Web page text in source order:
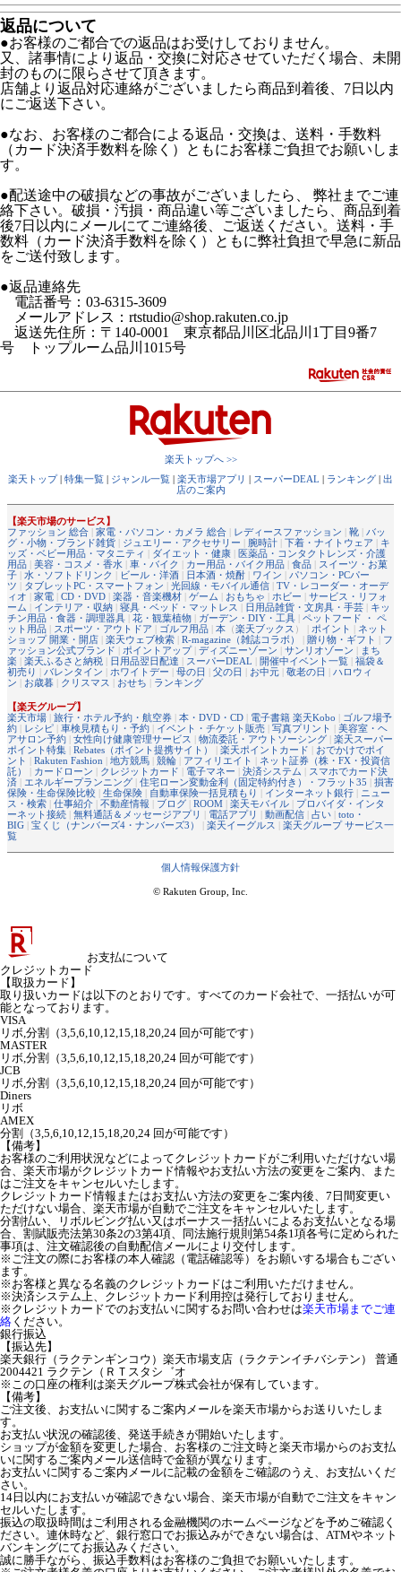
返品について
●お客様のご都合での返品はお受けしておりません。
又、諸事情により返品・交換に対応させていただく場合、未開
封のものに限らさせて頂きます。
店舗より返品対応連絡がございましたら商品到着後、7日以内
にご返送下さい。
●なお、お客様のご都合による返品・交換は、送料・手数料
（カード決済手数料を除く）ともにお客様ご負担でお願いしま
す。
●配送途中の破損などの事故がございましたら、 弊社までご連
絡下さい。破損・汚損・商品違い等ございましたら、商品到着
後7日以内にメールにてご連絡後、ご返送ください。送料・手
数料（カード決済手数料を除く）ともに弊社負担で早急に新品
をご送付致します。
●返品連絡先
電話番号：03-6315-3609
メールアドレス：rtstudio@shop.rakuten.co.jp
返送先住所：〒140-0001 東京都品川区北品川1丁目9番7
号 トップルーム品川1015号
楽天トップへ >>
楽天トップ
特集一覧 ジャンル一覧 楽天市場アプリ スーパーDEAL ランキング
出
店のご案内
【楽天市場のサービス】
ファッション 総合
家電・パソコン・カメラ 総合 レディースファッション 靴
バッ
グ・小物・ブランド雑貨
ジュエリー・アクセサリー 腕時計 下着・ナイトウェア
キ
ッズ・ベビー用品・マタニティ
ダイエット・健康
医薬品・コンタクトレンズ・介護
用品
美容・コスメ・香水 車・バイク カー用品・バイク用品 食品
スイーツ・お菓
子
水・ソフトドリンク ビール・洋酒 日本酒・焼酎 ワイン
パソコン・PCパー
ツ
タブレットPC・スマートフォン 光回線・モバイル通信
TV・レコーダー・オーデ
ィオ
家電 CD・DVD 楽器・音楽機材 ゲーム おもちゃ ホビー
サービス・リフォ
ーム
インテリア・収納 寝具・ベッド・マットレス 日用品雑貨・文房具・手芸
キッ
チン用品・食器・調理器具
花・観葉植物 ガーデン・DIY・工具
ペットフード ・ ペ
ット用品
スポーツ・アウトドア ゴルフ用品 本 （楽天ブックス ） | ポイント
ネット
ショップ 開業・開店
楽天ウェブ検索 R-magazine（雑誌コラボ） 贈り物・ギフト
フ
ァッション公式ブランド
ポイントアップ ディズニーゾーン サンリオゾーン
まち
楽
楽天ふるさと納税 日用品翌日配達 スーパーDEAL 開催中イベント一覧
福袋＆
初売り
バレンタイン ホワイトデー 母の日 父の日 お中元 敬老の日
ハロウィ
ン
お歳暮 クリスマス おせち ランキング
【楽天グループ】
楽天市場
旅行・ホテル予約・航空券 本・DVD・CD 電子書籍 楽天Kobo
ゴルフ場予
約
レシピ 車検見積もり・予約 イベント・チケット販売 写真プリント
美容室・ヘ
アサロン予約
女性向け健康管理サービス 物流委託・アウトソーシング
楽天スーパー
ポイント特集
Rebates（ポイント提携サイト） 楽天ポイントカード
おでかけでポイ
ント
Rakuten Fashion 地方競馬 競輪 アフィリエイト
ネット証券（株・FX・投資信
託）
カードローン クレジットカード 電子マネー 決済システム
スマホでカード決
済
エネルギープランニング 住宅ローン変動金利（固定特約付き）・フラット35
損害
保険・生命保険比較
生命保険 自動車保険一括見積もり インターネット銀行
ニュー
ス・検索
仕事紹介 不動産情報 ブログ ROOM 楽天モバイル
プロバイダ・インタ
ーネット接続
無料通話＆メッセージアプリ 電話アプリ 動画配信 占い
toto・
BIG
宝くじ（ナンバーズ4・ナンバーズ3） 楽天イーグルス
楽天グループ サービス一
覧
個人情報保護方針
© Rakuten Group, Inc.
お支払について
クレジットカード
【取扱カード】
取り扱いカードは以下のとおりです。すべてのカード会社で、一括払いが可
能となっております。
VISA
リボ,分割（3,5,6,10,12,15,18,20,24 回が可能です）
MASTER
リボ,分割（3,5,6,10,12,15,18,20,24 回が可能です）
JCB
リボ,分割（3,5,6,10,12,15,18,20,24 回が可能です）
Diners
リボ
AMEX
分割（3,5,6,10,12,15,18,20,24 回が可能です）
【備考】
お客様のご利用状況などによってクレジットカードがご利用いただけない場
合、楽天市場がクレジットカード情報やお支払い方法の変更をご案内、また
はご注文をキャンセルいたします。
クレジットカード情報またはお支払い方法の変更をご案内後、7日間変更い
ただけない場合、楽天市場が自動でご注文をキャンセルいたします。
分割払い、リボルビング払い又はボーナス一括払いによるお支払いとなる場
合、割賦販売法第30条2の3第4項、同法施行規則第54条1項各号に定められた
事項は、注文確認後の自動配信メールにより交付します。
※ご注文の際にお客様の本人確認（電話確認等）をお願いする場合もござい
ます。
※お客様と異なる名義のクレジットカードはご利用いただけません。
※決済システム上、クレジットカード利用控は発行しておりません。
※クレジットカードでのお支払いに関するお問い合わせは楽天市場までご連
絡 ください。
銀行振込
【振込先】
楽天銀行（ラクテンギンコウ）楽天市場支店（ラクテンイチバシテン） 普通
2004421 ラクテン（ＲＴスタシ゛オ
※この口座の権利は楽天グループ株式会社が保有しています。
【備考】
ご注文後、お支払いに関するご案内メールを楽天市場からお送りいたしま
す。
お支払い状況の確認後、発送手続きが開始いたします。
ショップが金額を変更した場合、お客様のご注文時と楽天市場からのお支払
いに関するご案内メール送信時で金額が異なります。
お支払いに関するご案内メールに記載の金額をご確認のうえ、お支払いくだ
さい。
14日以内にお支払いが確認できない場合、楽天市場が自動でご注文をキャン
セルいたします。
振込の取扱時間はご利用される金融機関のホームページなどを予めご確認く
ださい。連休時など、銀行窓口でお振込みができない場合は、ATMやネット
バンキングにてお振込みください。
誠に勝手ながら、振込手数料はお客様のご負担でお願いいたします。